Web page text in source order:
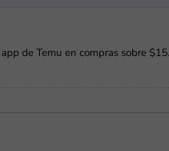
de Temu en compras sobre